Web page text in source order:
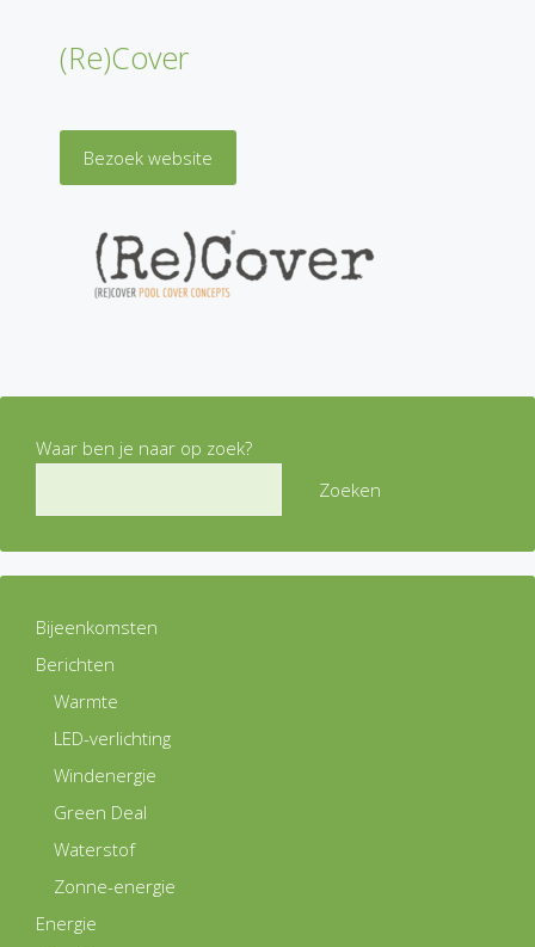
(Re)Cover
Bezoek website
Waar ben je naar op zoek?
Zoeken
Bijeenkomsten
Berichten
Warmte
LED-verlichting
Windenergie
Green Deal
Waterstof
Zonne-energie
Energie